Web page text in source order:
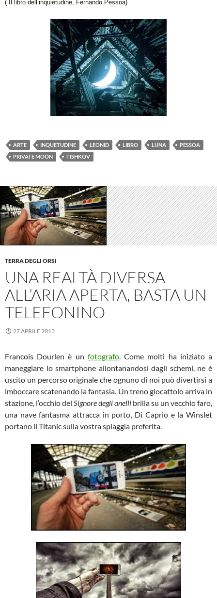
( Il libro dell’inquietudine, Fernando Pessoa)
ARTE INQUETUDINE LEONID LIBRO LUNA
PESSOA
PRIVATE MOON
TISHKOV
TERRA DEGLI ORSI
UNA REALTÀ DIVERSA
ALL’ARIA APERTA, BASTA UN
TELEFONINO
27 APRILE 2013
Francois Dourlen è un fotografo. Come molti ha iniziato a
maneggiare lo smartphone allontanandosi dagli schemi, ne è
uscito un percorso originale che ognuno di noi può divertirsi a
imboccare scatenando la fantasia. Un treno giocattolo arriva in
stazione, l’occhio del Signore degli anelli brilla su un vecchio faro,
una nave fantasma attracca in porto, Di Caprio e la Winslet
portano il Titanic sulla vostra spiaggia preferita.